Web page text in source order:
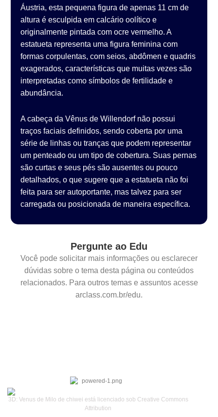
Áustria, esta pequena figura de apenas 11 cm de
altura é esculpida em calcário oolítico e
originalmente pintada com ocre vermelho. A
estatueta representa uma figura feminina com
formas corpulentas, com seios, abdômen e quadris
exagerados, características que muitas vezes são
interpretadas como símbolos de fertilidade e
abundância.
A cabeça da Vênus de Willendorf não possui
traços faciais definidos, sendo coberta por uma
série de linhas ou tranças que podem representar
um penteado ou um tipo de cobertura. Suas pernas
são curtas e seus pés são ausentes ou pouco
detalhados, o que sugere que a estatueta não foi
feita para ser autoportante, mas talvez para ser
carregada ou posicionada de maneira específica.
Pergunte ao Edu
Você pode solicitar mais informações ou esclarecer
dúvidas sobre o tema desta página ou conteúdos
relacionados. Para outros temas e assuntos acesse
arclass.com.br/edu.
3D: Venus de Milo de chiwei está licenciado sob Creative Commons
Attribution